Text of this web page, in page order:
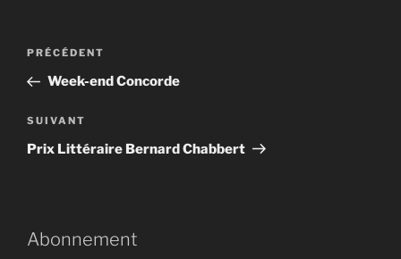
Navigation
l’article
Article
précédent
PRÉCÉDENT
Week-end Concorde
Article
suivant
SUIVANT
Prix Littéraire Bernard Chabbert
Abonnement